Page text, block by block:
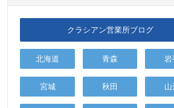
クラシアン営業所ブログ
北海道 青森
宮城 秋田